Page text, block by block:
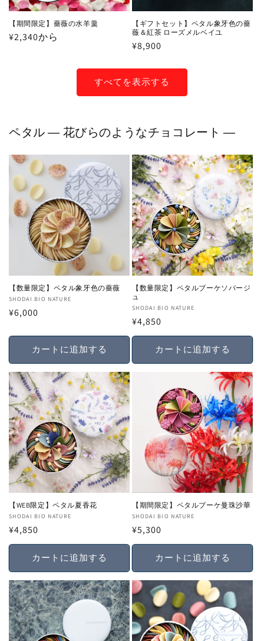
【期間限定】薔薇の水羊羹
通
¥2,340から
【ギフトセット】ペタル象牙色の薔
薇＆紅茶 ローズメルベイユ
通
価
格
¥8,900
すべてを表示する
ペタル ― 花びらのようなチョコレート ―
【数量限定】ペタル象牙色の薔薇
販
売
SHODAI BIO NATURE
通
価
¥6,000
カートに追加する
【数量限定】ペタルブーケソバージ
ュ
販
売
元:
SHODAI BIO NATURE
通
常
格
¥4,850
カートに追加する
【WEB限定】ペタル夏香花
販
売
元:
SHODAI BIO NATURE
通
常
格
¥4,850
カートに追加する
【期間限定】ペタルブーケ曼珠沙華
販
売
元:
SHODAI BIO NATURE
通
常
格
¥5,300
カートに追加する